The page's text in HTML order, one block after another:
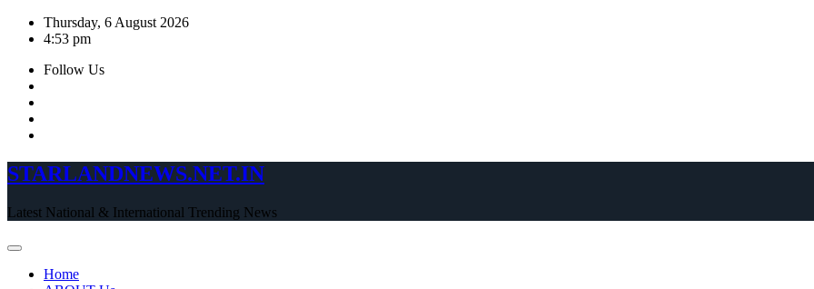
Skip
Thursday, 6 August 2026
4:53 pm
Follow Us
STARLANDNEWS.NET.IN
Latest National & International Trending News
Home